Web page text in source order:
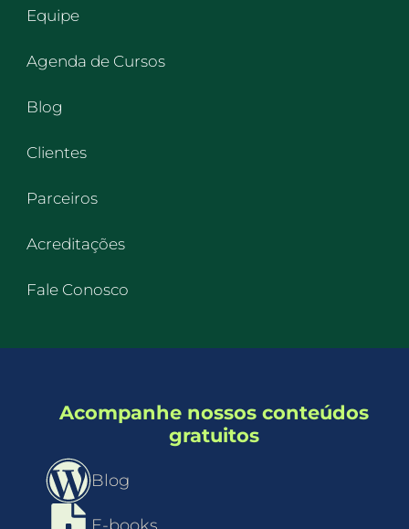
Equipe
Agenda de Cursos
Blog
Clientes
Parceiros
Acreditações
Fale Conosco
Acompanhe nossos conteúdos
gratuitos
Blog